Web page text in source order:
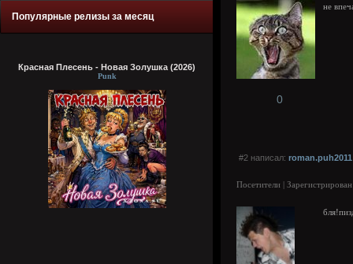
Популярные релизы за месяц
Красная Плесень - Новая Золушка (2026)
Punk
не
0
#2 написал: roman.puh2011
Посетители |